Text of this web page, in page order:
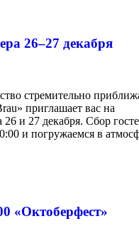
26–27 декабря
стремительно
приглашает вас на
и 27 декабря. Сбор
и погружаемся в
«Октоберфест»